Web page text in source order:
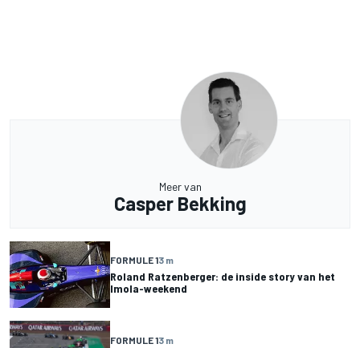
Meer van
Casper Bekking
FORMULE 13 m
Roland Ratzenberger: de inside story van het
Imola-weekend
FORMULE 13 m